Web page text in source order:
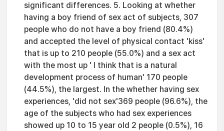
significant differences. 5. Looking at whether
having a boy friend of sex act of subjects, 307
people who do not have a boy friend (80.4%)
and accepted the level of physical contact 'kiss'
that is up to 210 people (55.0%) and a sex act
with the most up ' I think that is a natural
development process of human' 170 people
(44.5%), the largest. In the whether having sex
experiences, 'did not sex'369 people (96.6%), the
age of the subjects who had sex experiences
showed up 10 to 15 year old 2 people (0.5%), 16